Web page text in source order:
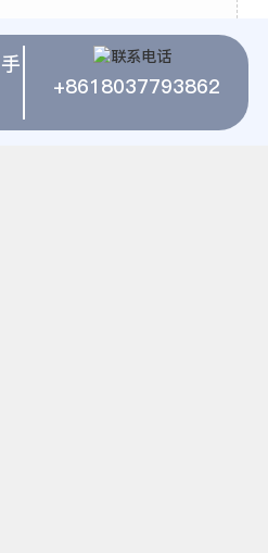
关推荐
器
+8618037793862